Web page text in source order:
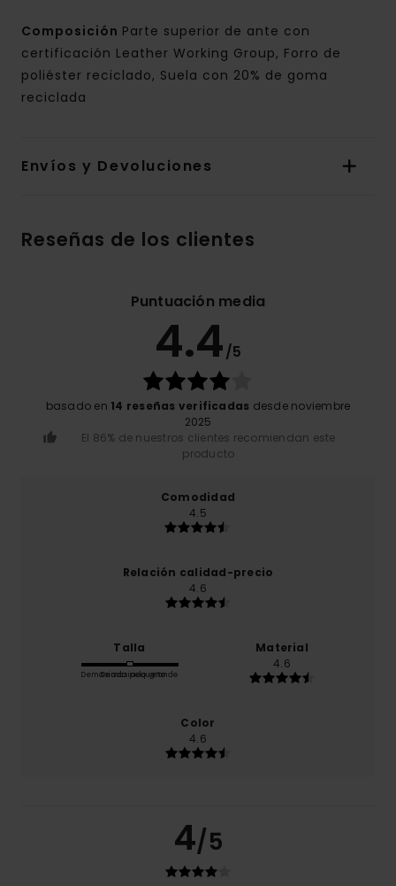
Composición Parte superior de ante con
certificación Leather Working Group, Forro de
poliéster reciclado, Suela con 20% de goma
reciclada
Envíos y Devoluciones
Reseñas de los clientes
Puntuación media
4.4/5
basado en 14 reseñas verificadas desde noviembre
2025
El 86% de nuestros clientes recomiendan este
producto
Comodidad
4.5
Relación calidad-precio
4.6
Talla
Demasiado pequeño
Demasiado grande
Material
4.6
Color
4.6
4/5